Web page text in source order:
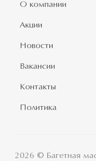
О компании
Акции
Новости
Вакансии
Контакты
Политика
2026 © Багетная